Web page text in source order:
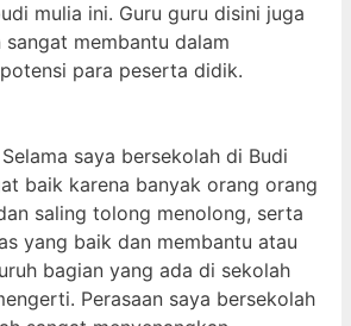
mulia ini. Guru guru disini juga
sangat membantu dalam
para peserta didik.
saya bersekolah di Budi
baik karena banyak orang orang
saling tolong menolong, serta
yang baik dan membantu atau
bagian yang ada di sekolah
Perasaan saya bersekolah